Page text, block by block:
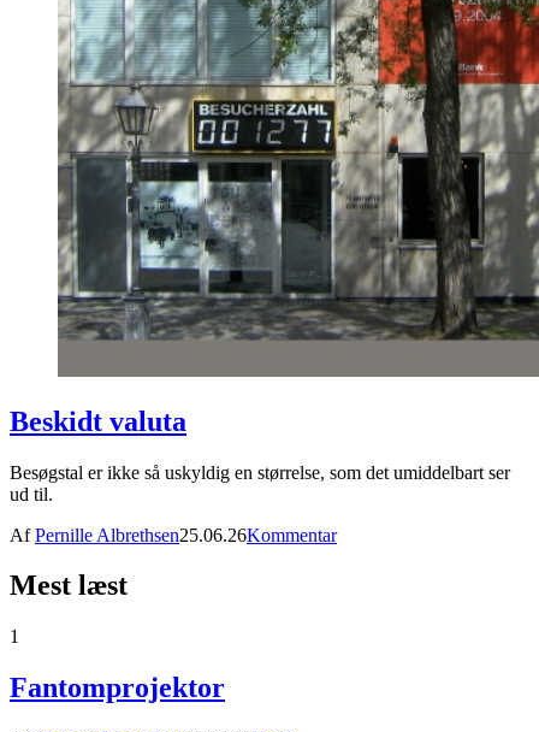
Beskidt valuta
Besøgstal er ikke så uskyldig en størrelse, som det umiddelbart ser
ud til.
AfPernille Albrethsen25.06.26Kommentar
Mest læst
1
Fantomprojektor